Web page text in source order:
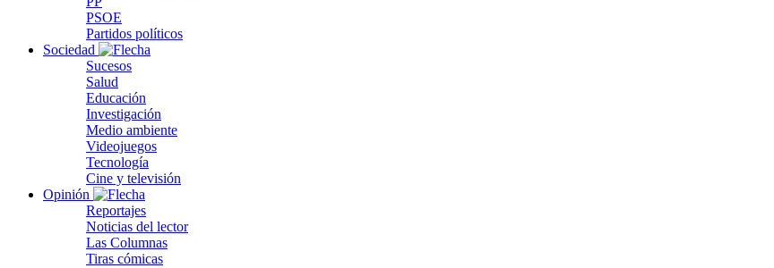
PSOE
Partidos políticos
Sociedad
Sucesos
Salud
Educación
Investigación
Medio ambiente
Videojuegos
Tecnología
Cine y televisión
Opinión
Reportajes
Noticias del lector
Las Columnas
Tiras cómicas